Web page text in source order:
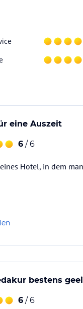
eine Auszeit
6 / 6
Hotel, in dem
bestens
6 / 6